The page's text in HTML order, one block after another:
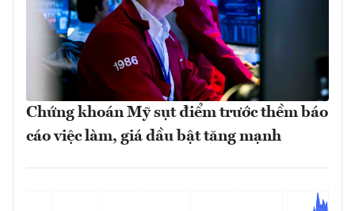
Chứng khoán Mỹ sụt điểm trước thềm báo
cáo việc làm, giá dầu bật tăng mạnh